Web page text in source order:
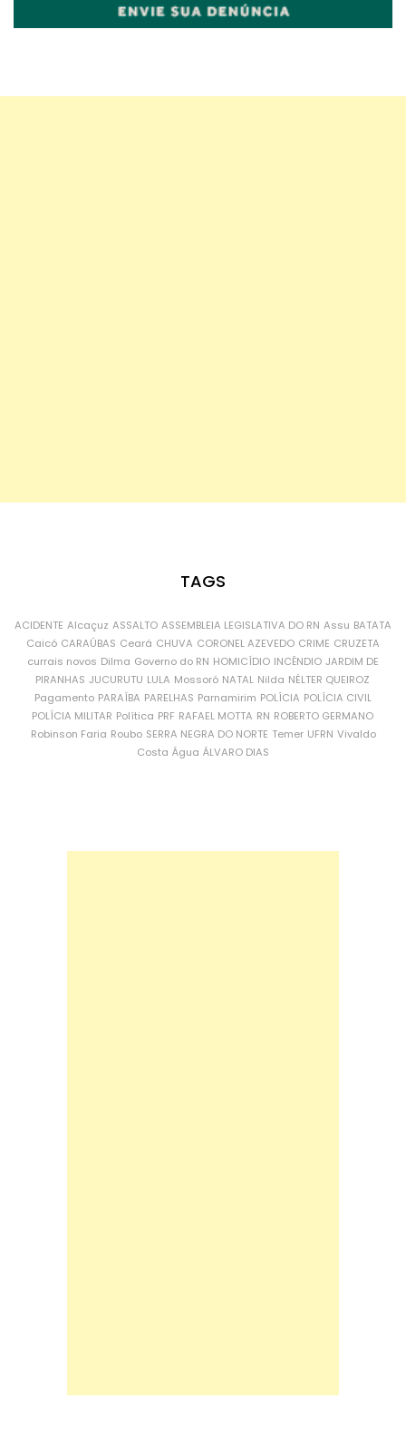
TAGS
ACIDENTE Alcaçuz ASSALTO ASSEMBLEIA LEGISLATIVA DO RN Assu BATATA
Caicó CARAÚBAS Ceará CHUVA CORONEL AZEVEDO CRIME CRUZETA
currais novos Dilma Governo do RN HOMICÍDIO INCÊNDIO JARDIM DE
PIRANHAS JUCURUTU LULA Mossoró NATAL Nilda NÉLTER QUEIROZ
Pagamento PARAÍBA PARELHAS Parnamirim POLÍCIA POLÍCIA CIVIL
POLÍCIA MILITAR Política PRF RAFAEL MOTTA RN ROBERTO GERMANO
Robinson Faria Roubo SERRA NEGRA DO NORTE Temer UFRN Vivaldo
Costa Água ÁLVARO DIAS